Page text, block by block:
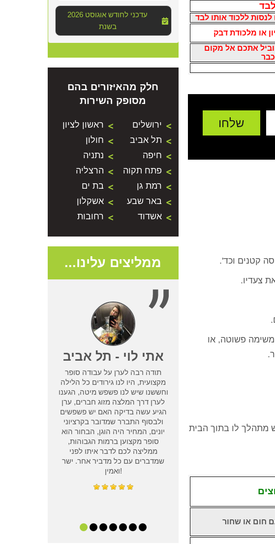
ללכוד אותו לבד
או מלכודת דבק
אתכם אל מקום
קטנים וכד'.
צעדיו.
משימה פשוטה, או
מתהלך לו בתוך הבית
חום או שחור
2026 עדכני לחודש אוגוסט
בשנת
חלק מהאיזורים בהם
מסופק השירות
ירושלים
ראשון לציון
תל אביב
חולון
חיפה
נתניה
פתח תקוה
הרצליה
רמת גן
בת ים
באר שבע
אשקלון
אשדוד
רחובות
ממליצים עלינו...
אתי לוי - תל אביב
תודה רבה לערן על עבודה סופר
מקצועית, היו לנו גירודים כל הלילה
וחששנו שיש לנו פשפש מיטה, הגענו
לערן דרך המלצה מזוג חברים, ערן
הגיע עשה בדיקה האם יש פשפשים
ולבסוף התברר שמדובר בקרציוני
יונים, המחיר היה הוגן, הבחור הוא
סופר מקצוען ברמות הגבוהות,
ממליצה לכם לדבר איתו לפני
שמדברים עם כל מדביר אחר. ישר
ואמין!
מיטל ג'אן - נתניה
להרגיש שיש אמא ואבא